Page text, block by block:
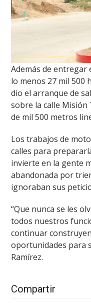
Además de
lo menos 27 mil 500
dio el arranque de
sobre la calle
de mil 500 metros
Los trabajos de
calles para
invierte en la gente
abandonada por
ignoraban sus
“Que nunca se les
todos nuestros
continuar
oportunidades para
Ramírez.
Compartir